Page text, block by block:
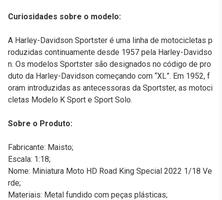
Curiosidades sobre o modelo:
A Harley-Davidson Sportster é uma linha de motocicletas p
roduzidas continuamente desde 1957 pela Harley-Davidso
n. Os modelos Sportster são designados no código de pro
duto da Harley-Davidson começando com “XL”. Em 1952, f
oram introduzidas as antecessoras da Sportster, as motoci
cletas Modelo K Sport e Sport Solo.
Sobre o Produto:
Fabricante: Maisto;
Escala: 1:18;
Nome: Miniatura Moto HD Road King Special 2022 1/18 Ve
rde;
Materiais: Metal fundido com peças plásticas;